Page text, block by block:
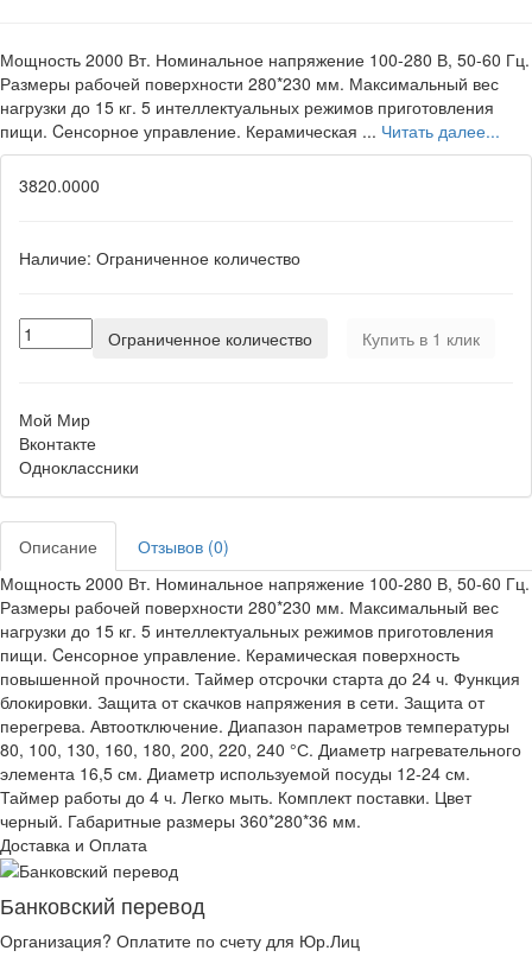
Мощность 2000 Вт. Номинальное напряжение 100-280 В, 50-60 Гц.
Размеры рабочей поверхности 280*230 мм. Максимальный вес
нагрузки до 15 кг. 5 интеллектуальных режимов приготовления
пищи. Cенсорное управление. Керамическая ... Читать далее...
3820.0000
Наличие: Ограниченное количество
Ограниченное количество Купить в 1 клик
Мой Мир
Вконтакте
Одноклассники
Описание
Отзывов (0)
Мощность 2000 Вт. Номинальное напряжение 100-280 В, 50-60 Гц.
Размеры рабочей поверхности 280*230 мм. Максимальный вес
нагрузки до 15 кг. 5 интеллектуальных режимов приготовления
пищи. Cенсорное управление. Керамическая поверхность
повышенной прочности. Таймер отсрочки старта до 24 ч. Функция
блокировки. Защита от скачков напряжения в сети. Защита от
перегрева. Автоотключение. Диапазон параметров температуры
80, 100, 130, 160, 180, 200, 220, 240 °С. Диаметр нагревательного
элемента 16,5 см. Диаметр используемой посуды 12-24 см.
Таймер работы до 4 ч. Легко мыть. Комплект поставки. Цвет
черный. Габаритные размеры 360*280*36 мм.
Доставка и Оплата
Банковский перевод
Организация? Оплатите по счету для Юр.Лиц